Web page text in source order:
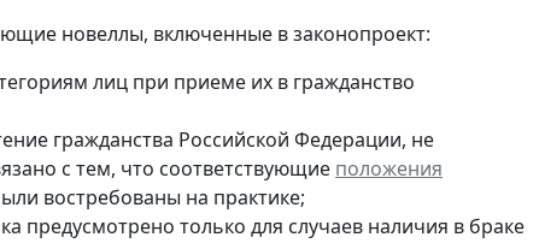
новеллы, включенные в законопроект:
лиц при приеме их в гражданство
гражданства Российской Федерации, не
с тем, что соответствующие положения
востребованы на практике;
только для случаев наличия в браке